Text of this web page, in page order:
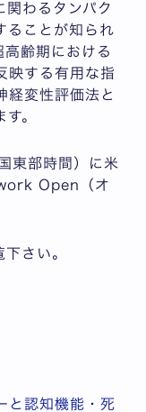
わるタンパク
ることが知られ
齢期における
映する有用な指
経変性評価法と
。
東部時間）に米
Open
（オ
さい。
と認知機能・死